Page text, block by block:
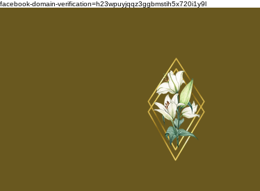
facebook-domain-verification=h23wpuyjqqz3ggbmstih5x720i1y9l